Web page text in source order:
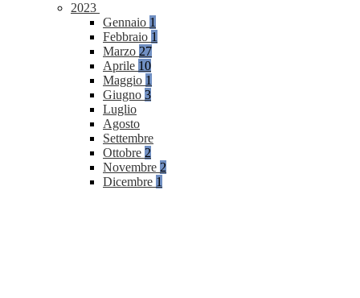
2023
Gennaio 1
Febbraio 1
Marzo 27
Aprile 10
Maggio 1
Giugno 3
Luglio
Agosto
Settembre
Ottobre 2
Novembre 2
Dicembre 1